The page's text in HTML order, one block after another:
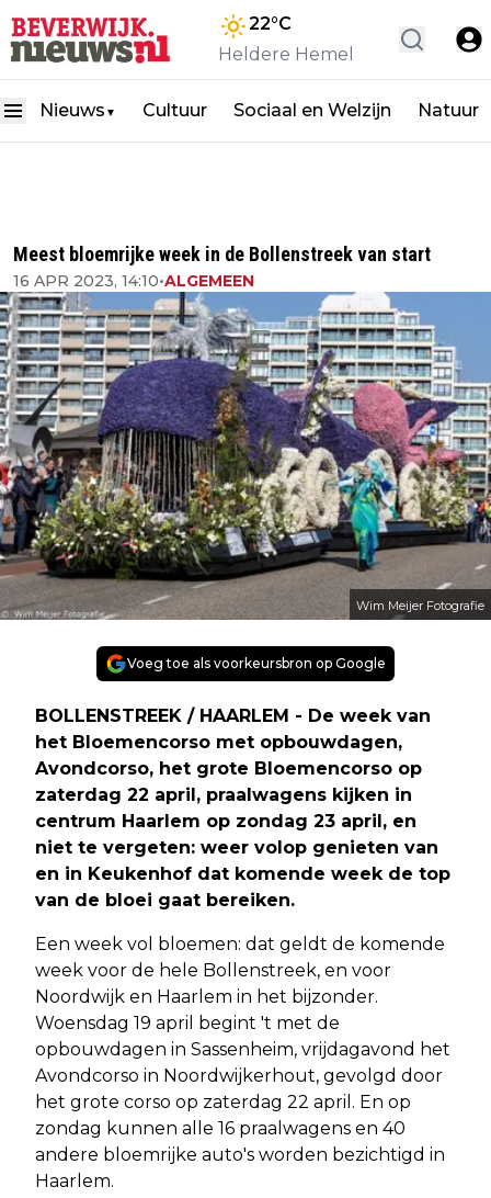
22°C
Heldere Hemel
Nieuws ▼ Cultuur Sociaal en Welzijn Natuur
Meest bloemrijke week in de Bollenstreek van start
16 APR 2023, 14:10•ALGEMEEN
Wim Meijer Fotografie
Voeg toe als voorkeursbron op Google
BOLLENSTREEK / HAARLEM - De week van
het Bloemencorso met opbouwdagen,
Avondcorso, het grote Bloemencorso op
zaterdag 22 april, praalwagens kijken in
centrum Haarlem op zondag 23 april, en
niet te vergeten: weer volop genieten van
en in Keukenhof dat komende week de top
van de bloei gaat bereiken.
Een week vol bloemen: dat geldt de komende
week voor de hele Bollenstreek, en voor
Noordwijk en Haarlem in het bijzonder.
Woensdag 19 april begint 't met de
opbouwdagen in Sassenheim, vrijdagavond het
Avondcorso in Noordwijkerhout, gevolgd door
het grote corso op zaterdag 22 april. En op
zondag kunnen alle 16 praalwagens en 40
andere bloemrijke auto's worden bezichtigd in
Haarlem.